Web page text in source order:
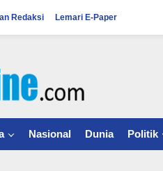
Redaksi Lemari E-Paper
Nasional Dunia Politik